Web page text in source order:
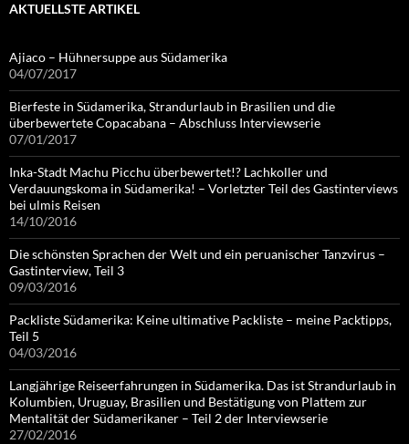
AKTUELLSTE ARTIKEL
Ajiaco – Hühnersuppe aus Südamerika
04/07/2017
Bierfeste in Südamerika, Strandurlaub in Brasilien und die
überbewertete Copacabana – Abschluss Interviewserie
07/01/2017
Inka-Stadt Machu Picchu überbewertet!? Lachkoller und
Verdauungskoma in Südamerika! – Vorletzter Teil des Gastinterviews
bei ulmis Reisen
14/10/2016
Die schönsten Sprachen der Welt und ein peruanischer Tanzvirus –
Gastinterview, Teil 3
09/03/2016
Packliste Südamerika: Keine ultimative Packliste – meine Packtipps,
Teil 5
04/03/2016
Langjährige Reiseerfahrungen in Südamerika. Das ist Strandurlaub in
Kolumbien, Uruguay, Brasilien und Bestätigung von Plattem zur
Mentalität der Südamerikaner – Teil 2 der Interviewserie
27/02/2016